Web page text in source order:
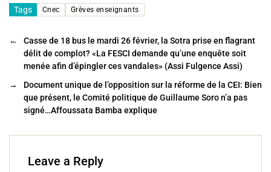
c
b
o
o
k
tt
er
ai ta
er
Tags Cnec Grèves enseignants
←
Casse de 18 bus le mardi 26 février, la Sotra prise en flagrant
délit de complot? «La FESCI demande qu’une enquête soit
menée afin d’épingler ces vandales» (Assi Fulgence Assi)
→
Document unique de l’opposition sur la réforme de la CEI: Bien
que présent, le Comité politique de Guillaume Soro n’a pas
signé…Affoussata Bamba explique
Leave a Reply